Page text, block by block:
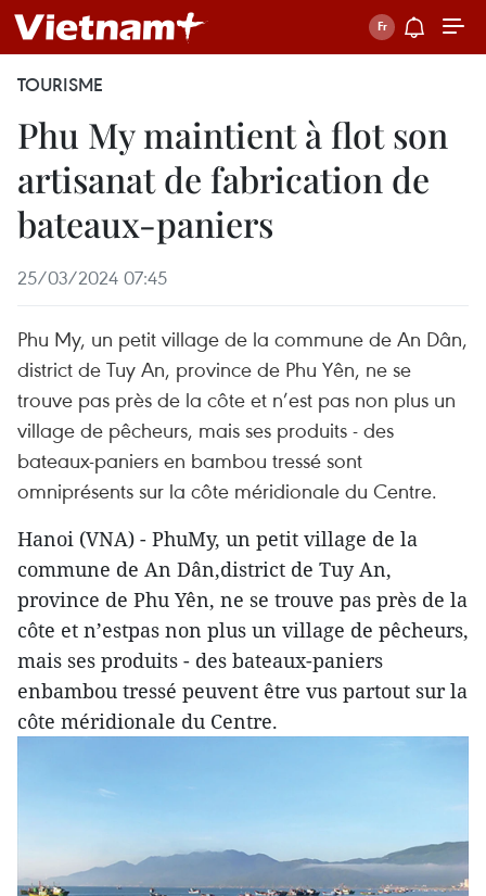
TOURISME
Phu My maintient à flot son
artisanat de fabrication de
bateaux-paniers
25/03/2024 07:45
Phu My, un petit village de la commune de An Dân,
district de Tuy An, province de Phu Yên, ne se
trouve pas près de la côte et n’est pas non plus un
village de pêcheurs, mais ses produits - des
bateaux-paniers en bambou tressé sont
omniprésents sur la côte méridionale du Centre.
Hanoi (VNA) - PhuMy, un petit village de la
commune de An Dân,district de Tuy An,
province de Phu Yên, ne se trouve pas près de la
côte et n’estpas non plus un village de pêcheurs,
mais ses produits - des bateaux-paniers
enbambou tressé peuvent être vus partout sur la
côte méridionale du Centre.